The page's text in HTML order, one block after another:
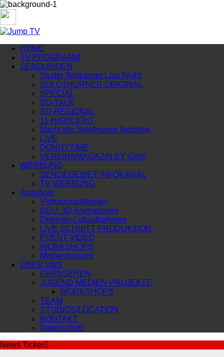
HOME
TV-PROGRAMM
SENDUNGEN
Studer Sollberger Late Night
SOLOTHURNER ORIGINAL
SPECIAL
SO-TALK
SO-REGIONAL
11-HIGHLIGHT
Nacht der Solothurner Industrie
LIVE
DONNYTIME
VEREINSMAGAZIN BY GAW
WERBUNG
SENDEGEBIET INFOKANAL
TV-WERBUNG
Angebote
Videoproduktionen
NEU: 3D Animationen
Drohnen-Luftaufnahmen
LIVE-SCHNITT PRODUKTION
EVENT VIDEO
WORKSHOPS
Medientraining
ÜBER UNS
FERNSEHEN
JUGEND MEDIEN PROJEKTE
WORKSHOPS
TEAM
STUDIOS/LOCATION
KONTAKT
Datenschutz
News Ticker